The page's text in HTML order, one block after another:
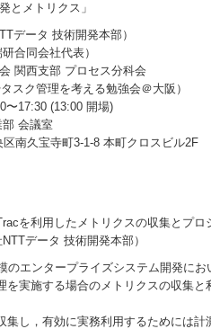
メトリクス」
データ 技術開発本部）
同会社代表）
関西支部 プロセス分科会
管理を考える勉強会＠大阪）
〜17:30 (13:00 開場)
会議室
久宝寺町3-1-8 本町クロスビル2F
を利用したメトリクスの収集とプロ
データ 技術開発本部）
エンタープライズシステム開発にお
を実施する場合のメトリクスの収集と
し，有効に実務利用するためには計